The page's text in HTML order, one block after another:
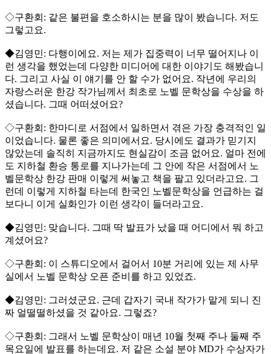
◇구환회: 같은 불편을 호소하시는 분을 많이 봤습니다. 저도
그렇고요.
◆김영민: 다행이에요. 저는 제가 집중력이 너무 떨어지나 이
런 생각을 했었는데 다양한 미디어에 대한 이야기도 해봤습니
다. 그리고 사실 이 얘기를 안 할 수가 없어요. 작년에 우리의
자랑스러운 한강 작가님께서 최초로 노벨 문학상을 수상을 하
셨습니다. 그때 어떠셨어요?
◇구환회: 한마디로 서점에서 일하면서 겪은 가장 충격적인 일
이었습니다. 물론 좋은 의미에서요. 당시에도 결과가 믿기지
않았는데 솔직히 지금까지도 현실감이 조금 없어요. 얼마 전에
도 지하철 환승 통로를 지나가는데 그 안에 작은 서점에서 노
벨문학상 한강 판매 이렇게 써놓고 책을 팔고 있더라고요. 그
런데 이렇게 지하철 타는데 한국인 노벨문학상을 언급하는 걸
보다니 이게 실화인가 이런 생각이 들더라고요.
◆김영민: 맞습니다. 그때 딱 발표가 났을 때 어디에서 뭐 하고
계셨어요?
◇구환회: 이 스튜디오에서 걸어서 10분 거리에 있는 제 사무
실에서 노벨 문학상 오픈 준비를 하고 있었죠.
◆김영민: 그러셨군요. 근데 갑자기 국내 작가가 맡게 되니 진
짜 얼떨떨하셨을 것 같아요. 그렇죠?
◇구환회: 그래서 노벨 문학상이 매년 10월 첫째 주나 둘째 주
목요일에 발표를 하는데요. 저 같은 소설 분야 MD가 수상자가